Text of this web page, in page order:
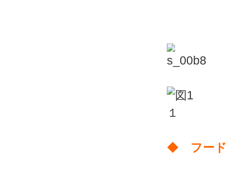
◆ フー